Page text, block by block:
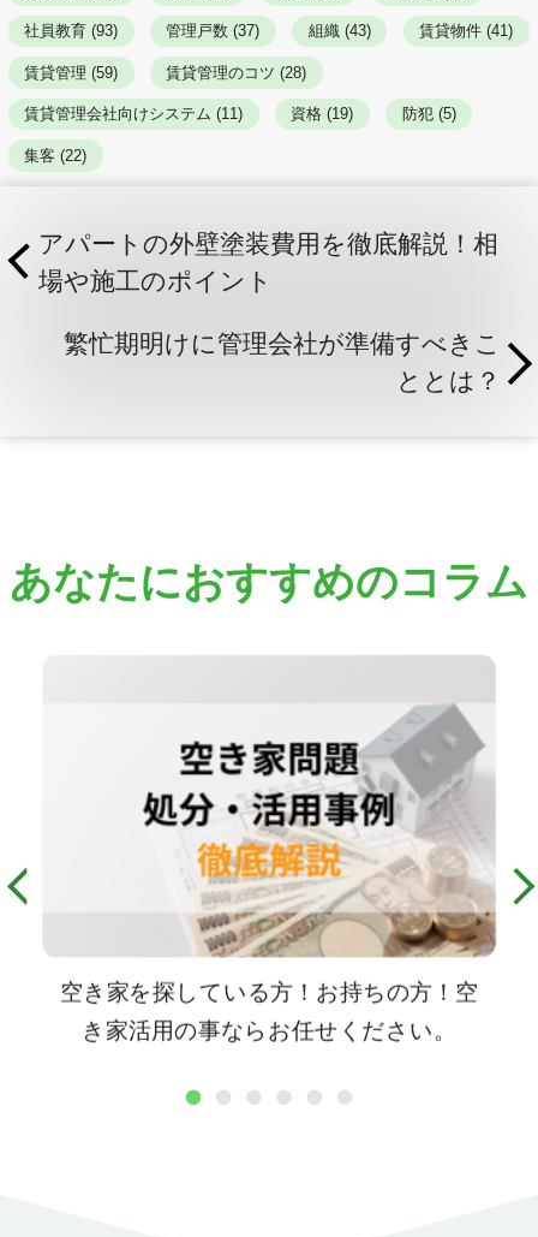
社員教育 (93) 管理戸数 (37) 組織 (43) 賃貸物件 (41)
賃貸管理 (59) 賃貸管理のコツ (28)
賃貸管理会社向けシステム (11) 資格 (19) 防犯 (5)
集客 (22)
アパートの外壁塗装費用を徹底解説！相
場や施工のポイント
繁忙期明けに管理会社が準備すべきこ
ととは？
あなたにおすすめのコラム
空き家を探している方！お持ちの方！空
き家活用の事ならお任せください。
1 2